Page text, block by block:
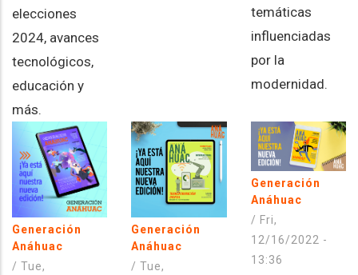
elecciones
2024, avances
tecnológicos,
educación y
más.
temáticas
influenciadas
por la
modernidad.
Generación
Anáhuac
/ Tue,
Generación
Anáhuac
/Tue,
Generación
Anáhuac
/ Fri,
12/16/2022 -
13:36